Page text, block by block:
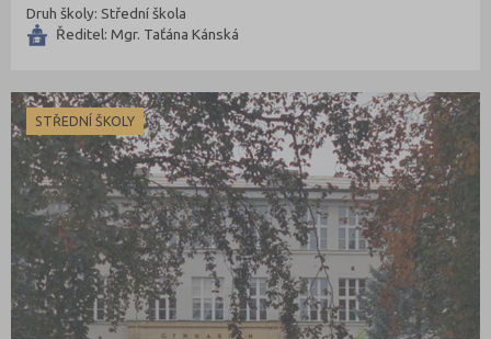
Druh školy: Střední škola
Ředitel: Mgr. Taťána Kánská
STŘEDNÍ ŠKOLY